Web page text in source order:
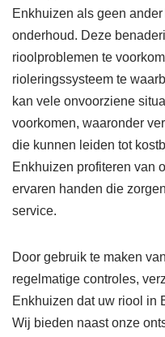
Enkhuizen als geen
onderhoud. Deze
rioolproblemen te
rioleringssysteem te
kan vele onvoorziene
voorkomen, waaronder
die kunnen leiden tot
Enkhuizen profiteren van
ervaren handen die
service.
Door gebruik te maken
regelmatige controles,
Enkhuizen dat uw riool in
Wij bieden naast onze